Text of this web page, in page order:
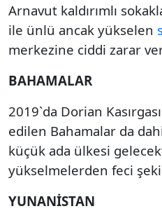
Arnavut kaldırımlı
ile ünlü ancak yükselen
merkezine ciddi zarar
BAHAMALAR
2019`da Dorian
edilen Bahamalar da
küçük ada ülkesi
yükselmelerden feci
YUNANİSTAN